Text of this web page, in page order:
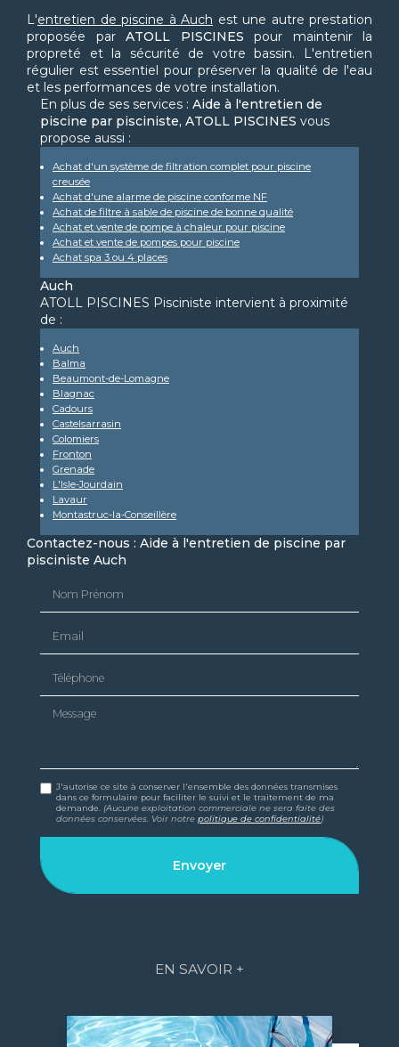
L'entretien de piscine à Auch est une autre prestation
proposée par ATOLL PISCINES pour maintenir la
propreté et la sécurité de votre bassin. L'entretien
régulier est essentiel pour préserver la qualité de l'eau
et les performances de votre installation.
En plus de ses services : Aide à l'entretien de
piscine par pisciniste, ATOLL PISCINES vous
propose aussi :
Achat d'un système de filtration complet pour piscine
creusée
Achat d'une alarme de piscine conforme NF
Achat de filtre à sable de piscine de bonne qualité
Achat et vente de pompe à chaleur pour piscine
Achat et vente de pompes pour piscine
Achat spa 3 ou 4 places
Auch
ATOLL PISCINES Pisciniste intervient à proximité
de :
Auch
Balma
Beaumont-de-Lomagne
Blagnac
Cadours
Castelsarrasin
Colomiers
Fronton
Grenade
L'Isle-Jourdain
Lavaur
Montastruc-la-Conseillère
Contactez-nous : Aide à l'entretien de piscine par
pisciniste Auch
Message
J'autorise ce site à conserver l'ensemble des données transmises
dans ce formulaire pour faciliter le suivi et le traitement de ma
demande. (Aucune exploitation commerciale ne sera faite des
données conservées. Voir notrepolitique de confidentialité)
EN SAVOIR +